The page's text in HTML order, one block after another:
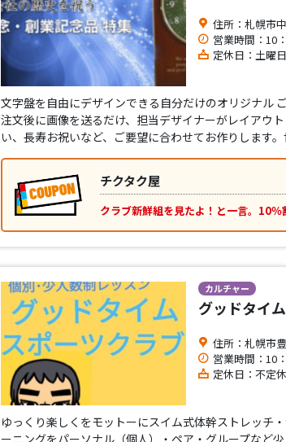
住所：札幌市
営業時間：10
定休日：土曜
文字盤を自由にデザインできる自分だけのオリジナル
注文後に画像を送るだけ、担当デザイナーがレイアウ
い、長寿お祝いなど、ご要望に合わせてお作りします
チクタク屋
クラブ新鮮組を見たよ！と一言。10％
カルチャー
グッドタイ
住所：札幌市
営業時間：10
定休日：不定休
ゆっくり楽しくをモットーにスイム式体幹ストレッチ
ーニングをパーソナル（個人）・ペア・グループなど